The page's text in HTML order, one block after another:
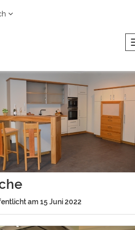
am 15 Juni 2022